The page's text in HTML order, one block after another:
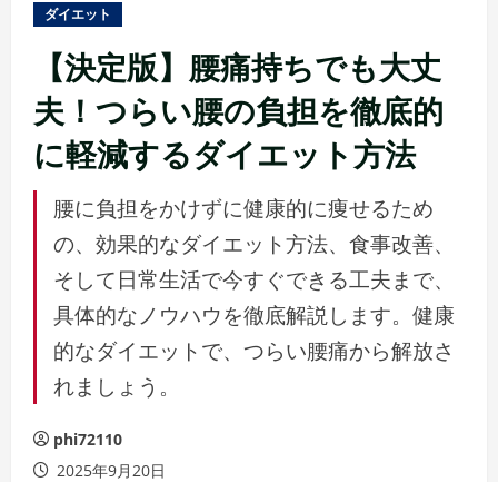
ーダイエット
【決定版】腰痛持ちでも大丈
夫！つらい腰の負担を徹底的
に軽減するダイエット方法
腰に負担をかけずに健康的に痩せるため
の、効果的なダイエット方法、食事改善、
そして日常生活で今すぐできる工夫まで、
具体的なノウハウを徹底解説します。健康
的なダイエットで、つらい腰痛から解放さ
れましょう。
phi72110
2025年9月20日